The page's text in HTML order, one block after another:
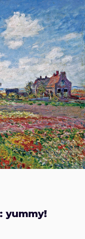
yummy!